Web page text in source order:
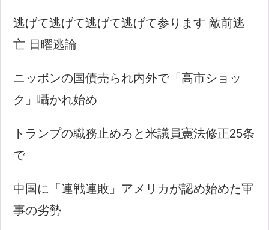
逃げて逃げて逃げて逃げて参ります 敵前逃
亡 日曜逃論
ニッポンの国債売られ内外で「高市ショッ
ク」囁かれ始め
トランプの職務止めろと米議員憲法修正25条
で
中国に「連戦連敗」アメリカが認め始めた軍
事の劣勢